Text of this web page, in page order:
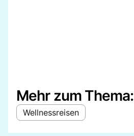
Mehr zum Thema:
Wellnessreisen